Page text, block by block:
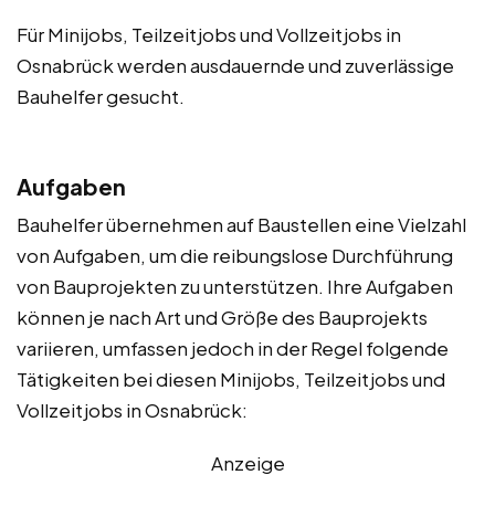
Für Minijobs, Teilzeitjobs und Vollzeitjobs in
Osnabrück werden ausdauernde und zuverlässige
Bauhelfer gesucht.
Aufgaben
Bauhelfer übernehmen auf Baustellen eine Vielzahl
von Aufgaben, um die reibungslose Durchführung
von Bauprojekten zu unterstützen. Ihre Aufgaben
können je nach Art und Größe des Bauprojekts
variieren, umfassen jedoch in der Regel folgende
Tätigkeiten bei diesen Minijobs, Teilzeitjobs und
Vollzeitjobs in Osnabrück:
Anzeige